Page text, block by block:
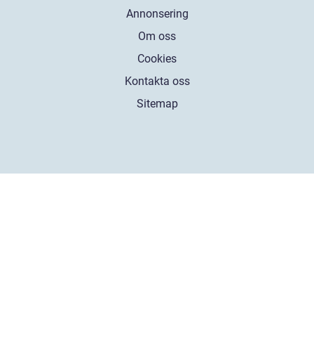
Annonsering
Om oss
Cookies
Kontakta oss
Sitemap